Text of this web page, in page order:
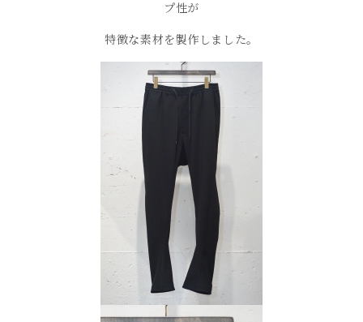
プ性が
特徴な素材を製作しました。